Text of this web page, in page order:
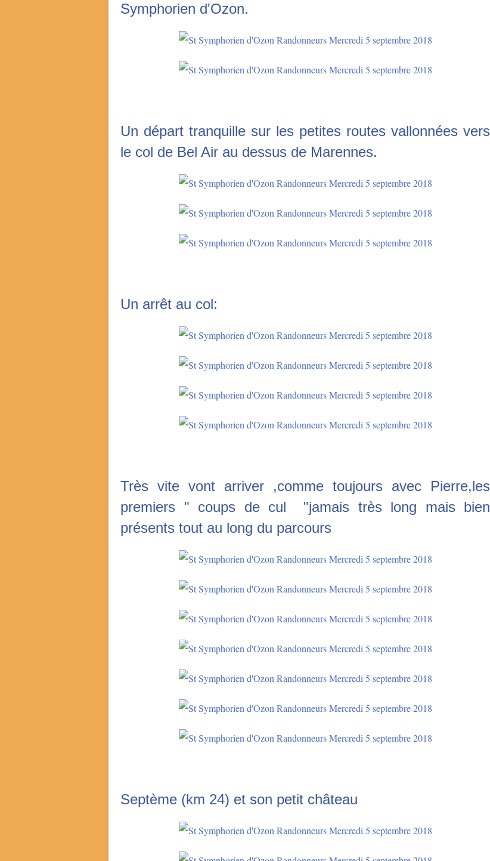
Symphorien d'Ozon.
Un départ tranquille sur les petites routes vallonnées vers
le col de Bel Air au dessus de Marennes.
Un arrêt au col:
Très vite vont arriver ,comme toujours avec Pierre,les
premiers " coups de cul "jamais très long mais bien
présents tout au long du parcours
Septème (km 24) et son petit château